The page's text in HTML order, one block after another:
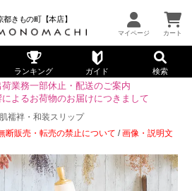
都きもの町【本店】
ランキング ガイド 検索
業務一部休止・配送のご案内
によるお荷物のお届けにつきまして
肌襦袢・和装スリップ
断販売・転売の禁止について /画像・説明文